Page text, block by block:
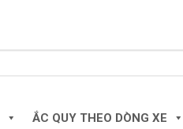
ẮC QUY THEO DÒNG XE